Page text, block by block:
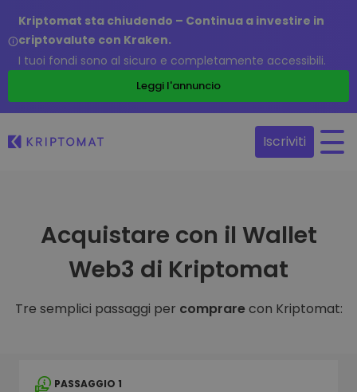
Kriptomat sta chiudendo – Continua a investire in
criptovalute con Kraken.
I tuoi fondi sono al sicuro e completamente accessibili.
Leggi l'annuncio
Iscriviti
Acquistare con il Wallet
Web3 di Kriptomat
Tre semplici passaggi per comprarecon Kriptomat:
PASSAGGIO 1